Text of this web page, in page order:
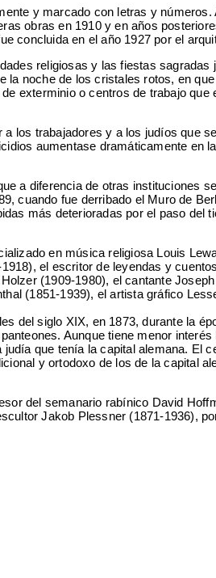
y marcado con letras y números.
obras en 1910 y en años
concluida en el año 1927 por el
religiosas y las fiestas
noche de los cristales rotos, en
exterminio o centros de trabajo
los trabajadores y a los judíos que
aumentase dramáticamente en
a diferencia de otras instituciones
cuando fue derribado el Muro de
más deterioradas por el paso del
en música religiosa Louis
el escritor de leyendas y
(1909-1980), el cantante
(1851-1939), el artista gráfico
del siglo XIX, en 1873, durante la
Aunque tiene menor
que tenía la capital alemana. El
y ortodoxo de los de la capital
del semanario rabínico David
Jakob Plessner (1871-1936),